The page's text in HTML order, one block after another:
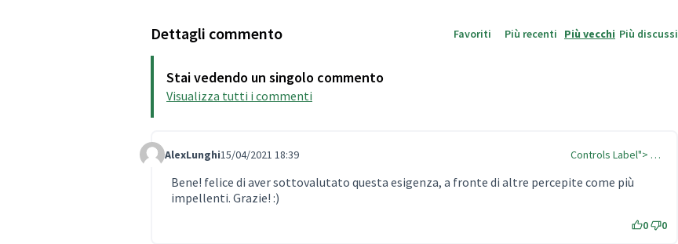
Dettagli commento Favoriti Più recenti Più vecchi Più discussi
Stai vedendo un singolo commento
Visualizza tutti i commenti
Comment Label Reply
AlexLunghi15/04/2021 18:39 Controls Label"> …
Bene! felice di aver sottovalutato questa esigenza, a fronte di altre percepite come più
impellenti. Grazie! :)
0 0